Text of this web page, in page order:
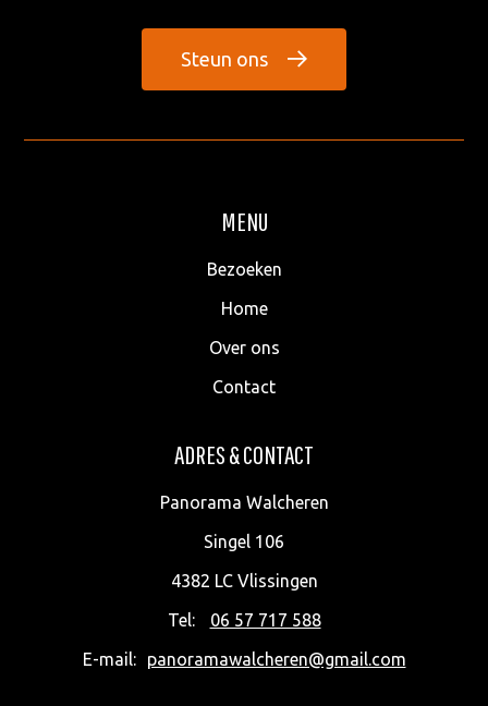
Steun ons
MENU
Bezoeken
Home
Over ons
Contact
ADRES & CONTACT
Panorama Walcheren
Singel 106
4382 LC Vlissingen
Tel:
06 57 717 588
E-mail:
panoramawalcheren@gmail.com